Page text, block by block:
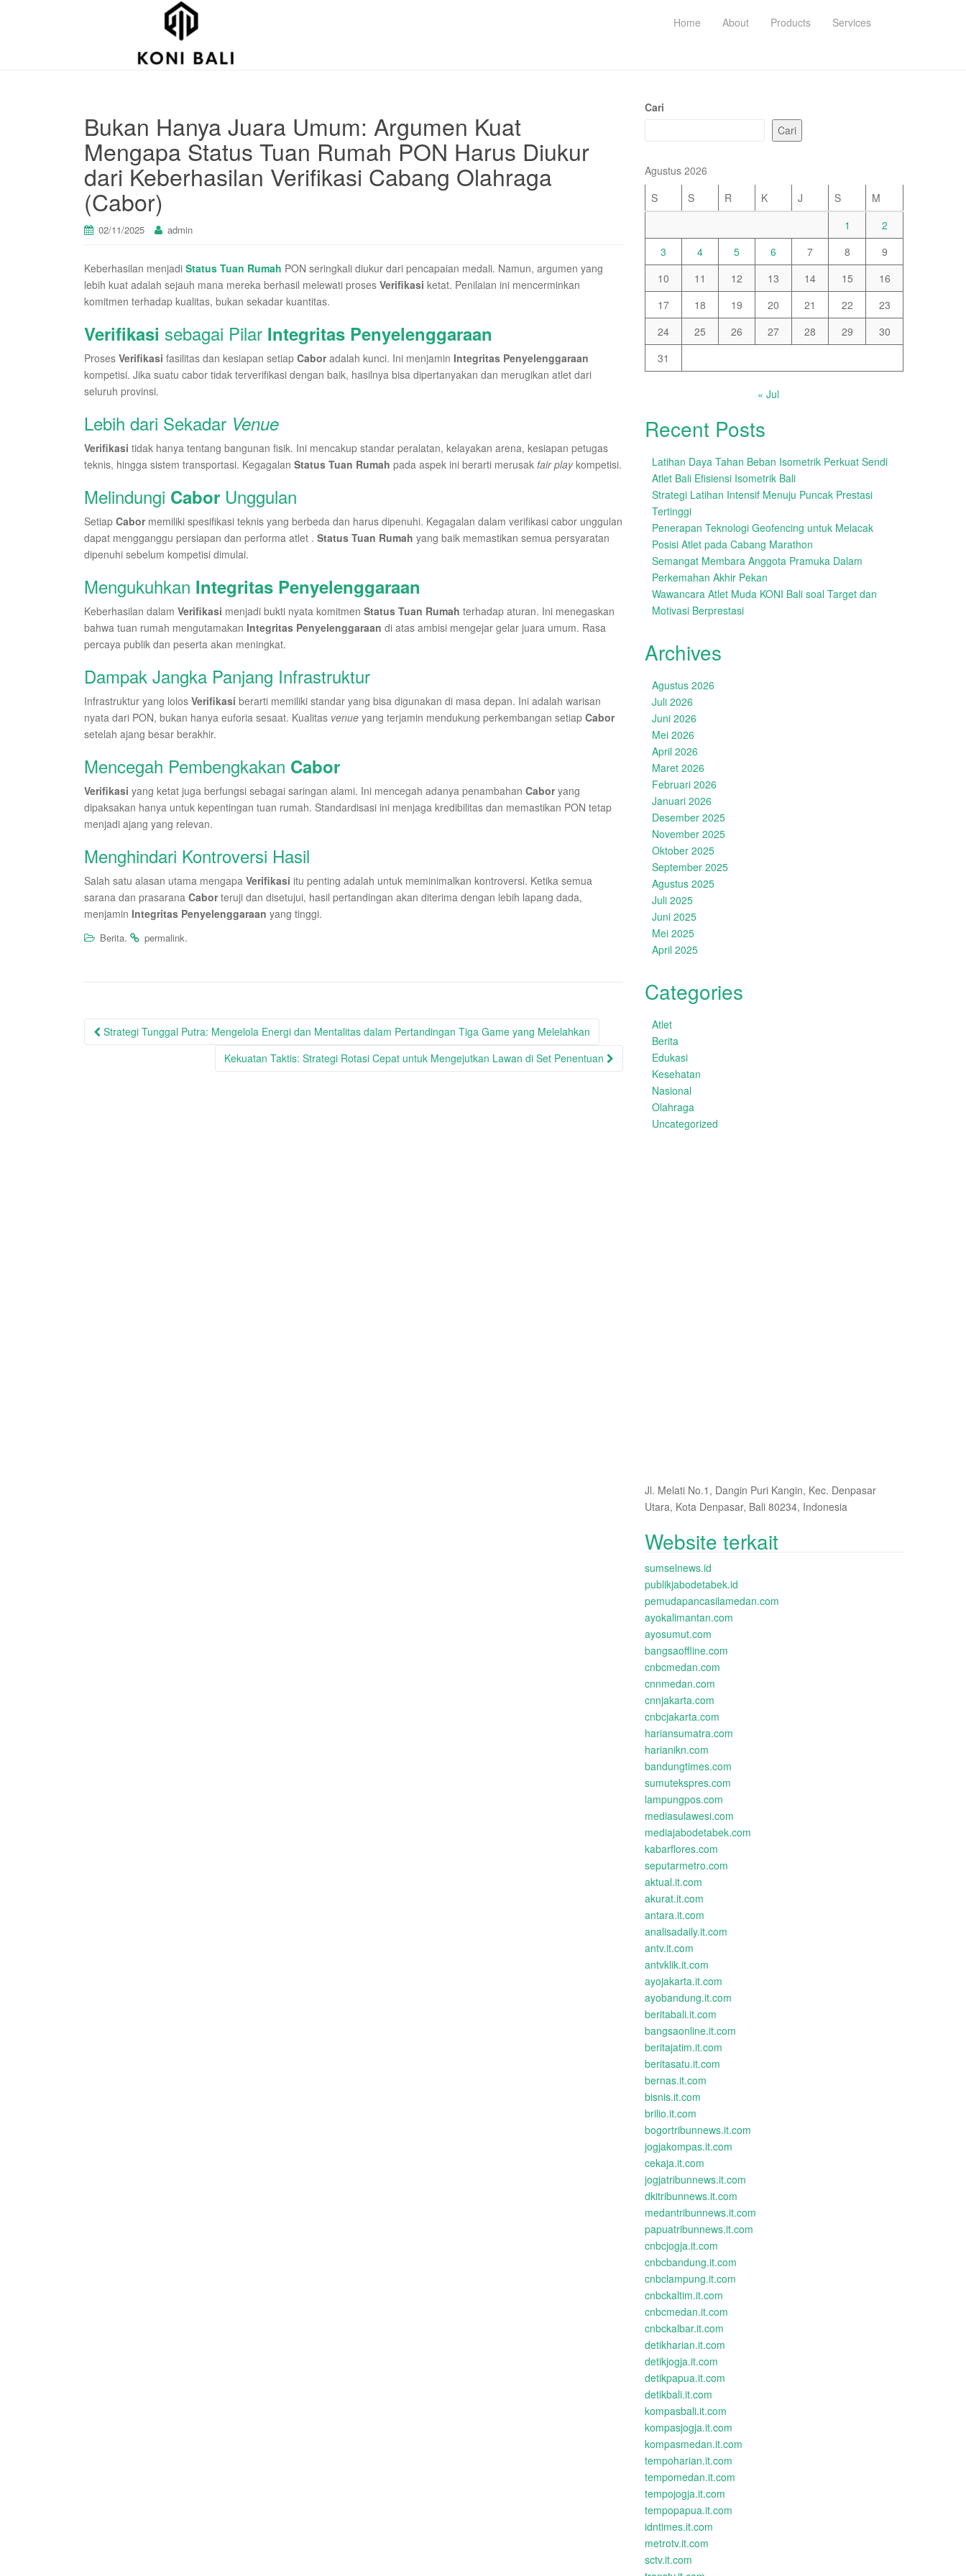
Home About Products Services
Bukan Hanya Juara Umum: Argumen Kuat
Mengapa Status Tuan Rumah PON Harus Diukur
dari Keberhasilan Verifikasi Cabang Olahraga
(Cabor)
02/11/2025 admin
Keberhasilan menjadi Status Tuan Rumah PON seringkali diukur dari pencapaian medali. Namun, argumen yang
lebih kuat adalah sejauh mana mereka berhasil melewati proses Verifikasi ketat. Penilaian ini mencerminkan
komitmen terhadap kualitas, bukan sekadar kuantitas.
Verifikasi sebagai Pilar Integritas Penyelenggaraan
Proses Verifikasi fasilitas dan kesiapan setiap Caboradalah kunci. Ini menjamin Integritas Penyelenggaraan
kompetisi. Jika suatu cabor tidak terverifikasi dengan baik, hasilnya bisa dipertanyakan dan merugikan atlet dari
seluruh provinsi.
Lebih dari Sekadar Venue
Verifikasi tidak hanya tentang bangunan fisik. Ini mencakup standar peralatan, kelayakan arena, kesiapan petugas
teknis, hingga sistem transportasi. Kegagalan Status Tuan Rumah pada aspek ini berarti merusak fair playkompetisi.
Melindungi Cabor Unggulan
Setiap Cabormemiliki spesifikasi teknis yang berbeda dan harus dipenuhi. Kegagalan dalam verifikasi cabor unggulan
dapat mengganggu persiapan dan performa atlet . Status Tuan Rumah yang baik memastikan semua persyaratan
dipenuhi sebelum kompetisi dimulai.
Mengukuhkan Integritas Penyelenggaraan
Keberhasilan dalam Verifikasi menjadi bukti nyata komitmen Status Tuan Rumah terhadap aturan. Ini menegaskan
bahwa tuan rumah mengutamakan Integritas Penyelenggaraan di atas ambisi mengejar gelar juara umum. Rasa
percaya publik dan peserta akan meningkat.
Dampak Jangka Panjang Infrastruktur
Infrastruktur yang lolos Verifikasi berarti memiliki standar yang bisa digunakan di masa depan. Ini adalah warisan
nyata dari PON, bukan hanya euforia sesaat. Kualitas venue yang terjamin mendukung perkembangan setiap Cabor
setelah ajang besar berakhir.
Mencegah Pembengkakan Cabor
Verifikasi yang ketat juga berfungsi sebagai saringan alami. Ini mencegah adanya penambahan Caboryang
dipaksakan hanya untuk kepentingan tuan rumah. Standardisasi ini menjaga kredibilitas dan memastikan PON tetap
menjadi ajang yang relevan.
Menghindari Kontroversi Hasil
Salah satu alasan utama mengapa Verifikasi itu penting adalah untuk meminimalkan kontroversi. Ketika semua
sarana dan prasarana Caborteruji dan disetujui, hasil pertandingan akan diterima dengan lebih lapang dada,
menjamin Integritas Penyelenggaraan yang tinggi.
Berita. permalink.
Post
Strategi Tunggal Putra: Mengelola Energi dan Mentalitas dalam Pertandingan Tiga Game yang Melelahkan
Kekuatan Taktis: Strategi Rotasi Cepat untuk Mengejutkan Lawan di Set Penentuan
Cari
Cari
Agustus 2026
S
S R K J S
M
1
2
3
4 5 6 7 8
9
10
11 12 13 14 15
16
17
18 19 20 21 22
23
24
25 26 27 28 29
30
31
« Jul
Recent Posts
Latihan Daya Tahan Beban Isometrik Perkuat Sendi
Atlet Bali Efisiensi Isometrik Bali
Strategi Latihan Intensif Menuju Puncak Prestasi
Tertinggi
Penerapan Teknologi Geofencing untuk Melacak
Posisi Atlet pada Cabang Marathon
Semangat Membara Anggota Pramuka Dalam
Perkemahan Akhir Pekan
Wawancara Atlet Muda KONI Bali soal Target dan
Motivasi Berprestasi
Archives
Agustus 2026
Juli 2026
Juni 2026
Mei 2026
April 2026
Maret 2026
Februari 2026
Januari 2026
Desember 2025
November 2025
Oktober 2025
September 2025
Agustus 2025
Juli 2025
Juni 2025
Mei 2025
April 2025
Categories
Atlet
Berita
Edukasi
Kesehatan
Nasional
Olahraga
Uncategorized
Jl. Melati No.1, Dangin Puri Kangin, Kec. Denpasar
Utara, Kota Denpasar, Bali 80234, Indonesia
Website terkait
sumselnews.id
publikjabodetabek.id
pemudapancasilamedan.com
ayokalimantan.com
ayosumut.com
bangsaoffline.com
cnbcmedan.com
cnnmedan.com
cnnjakarta.com
cnbcjakarta.com
hariansumatra.com
harianikn.com
bandungtimes.com
sumutekspres.com
lampungpos.com
mediasulawesi.com
mediajabodetabek.com
kabarflores.com
seputarmetro.com
aktual.it.com
akurat.it.com
antara.it.com
analisadaily.it.com
antv.it.com
antvklik.it.com
ayojakarta.it.com
ayobandung.it.com
beritabali.it.com
bangsaonline.it.com
beritajatim.it.com
beritasatu.it.com
bernas.it.com
bisnis.it.com
brilio.it.com
bogortribunnews.it.com
jogjakompas.it.com
cekaja.it.com
jogjatribunnews.it.com
dkitribunnews.it.com
medantribunnews.it.com
papuatribunnews.it.com
cnbcjogja.it.com
cnbcbandung.it.com
cnbclampung.it.com
cnbckaltim.it.com
cnbcmedan.it.com
cnbckalbar.it.com
detikharian.it.com
detikjogja.it.com
detikpapua.it.com
detikbali.it.com
kompasbali.it.com
kompasjogja.it.com
kompasmedan.it.com
tempoharian.it.com
tempomedan.it.com
tempojogja.it.com
tempopapua.it.com
idntimes.it.com
metrotv.it.com
sctv.it.com